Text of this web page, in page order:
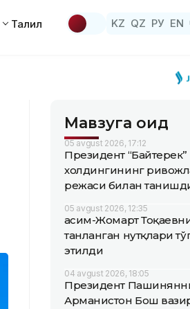
Таҳлил KZ QZ РУ EN
Мавзуга оид
05 avgust 2026, 17:12
Президент “Байтерек”
холдингининг
режаси билан
05 avgust 2026, 12:35
Қасим-Жомарт
танланган нутқлари
этилди
04 avgust 2026, 18:05
Президент
Арманистон Бош